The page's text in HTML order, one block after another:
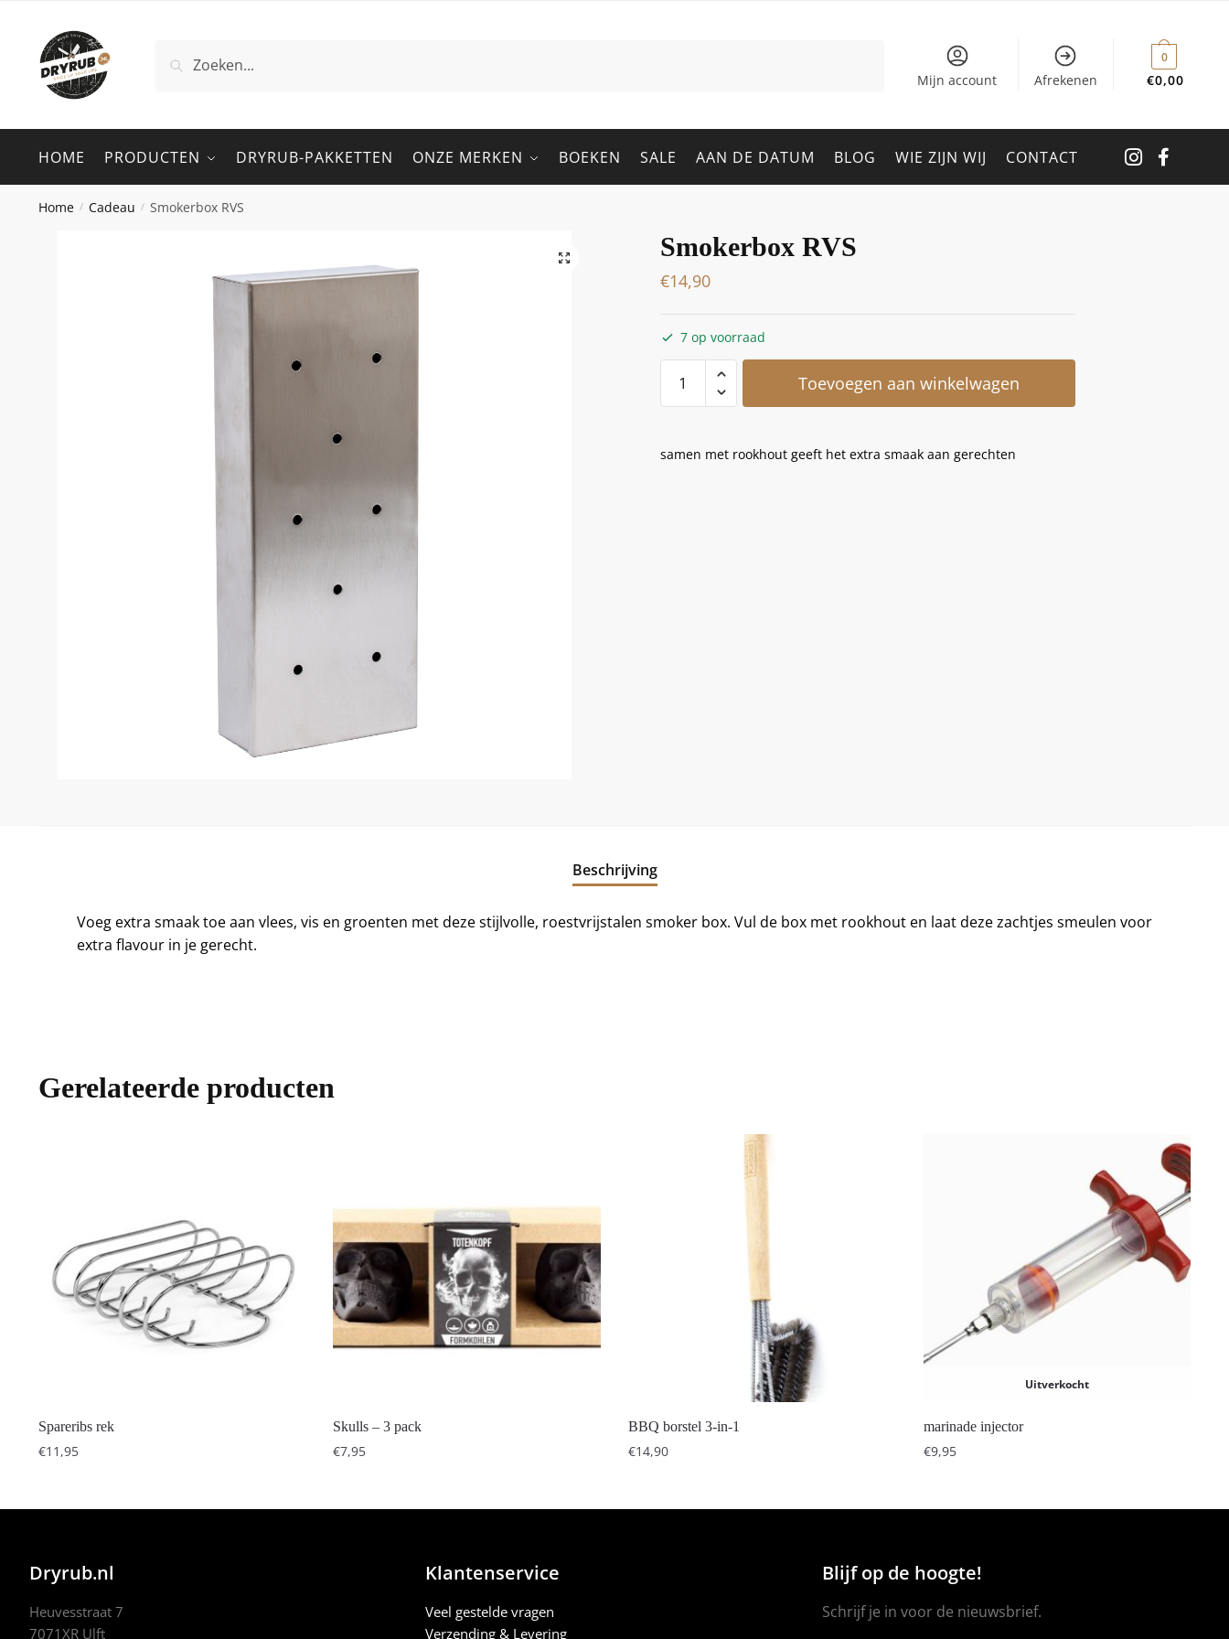
Zoeken
Mijn account Afrekenen €0,00
0
HOME PRODUCTEN DRYRUB-PAKKETTEN ONZE MERKEN BOEKEN SALE AAN DE DATUM BLOG WIE ZIJN WIJ CONTACT
Home / Cadeau / Smokerbox RVS
Smokerbox RVS
€14,90
7 op voorraad
Toevoegen aan winkelwagen
samen met rookhout geeft het extra smaak aan gerechten
Beschrijving
Voeg extra smaak toe aan vlees, vis en groenten met deze stijlvolle, roestvrijstalen smoker box. Vul de box met rookhout en laat deze zachtjes smeulen voor
extra flavour in je gerecht.
Gerelateerde producten
Spareribs rek
€11,95
Skulls – 3 pack
€7,95
BBQ borstel 3-in-1
€14,90
Uitverkocht
marinade injector
€9,95
Dryrub.nl
Heuvesstraat 7
7071XR Ulft
Klantenservice
Veel gestelde vragen
Verzending & Levering
Blijf op de hoogte!
Schrijf je in voor de nieuwsbrief.